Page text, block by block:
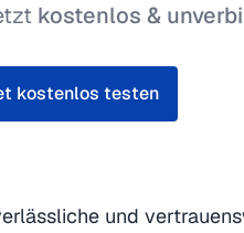
kostenlos &
kostenlos testen
und